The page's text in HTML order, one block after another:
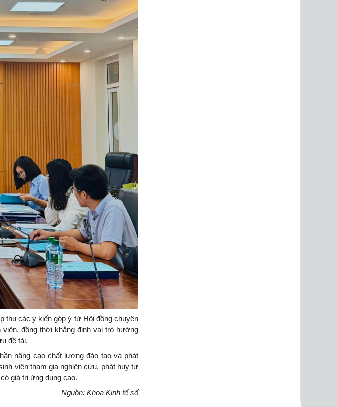
thu các ý kiến góp ý từ Hội đồng chuyên
đồng thời khẳng định vai trò hướng
đề tài.
nâng cao chất lượng đào tạo và phát
viên tham gia nghiên cứu, phát huy tư
giá trị ứng dụng cao.
Nguồn: Khoa Kinh tế số